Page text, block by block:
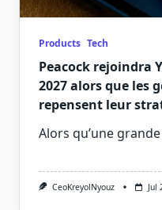
Products Tech
Peacock rejoindra
2027 alors que les
repensent leur
Alors qu’une
CeoKreyolNyouz Jul